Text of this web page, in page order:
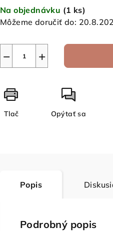
cena:
Na objednávku (1 ks)
Môžeme doručiť do:
+
−
Tlač Opýtať sa
Popis
Podrobný popis